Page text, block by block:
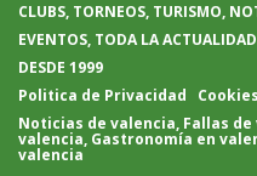
CLUBS, TORNEOS, TURISMO,
EVENTOS, TODA LA
DESDE 1999
Politica de Privacidad
Cookies
Noticias de valencia, Fallas
valencia, Gastronomía en
valencia